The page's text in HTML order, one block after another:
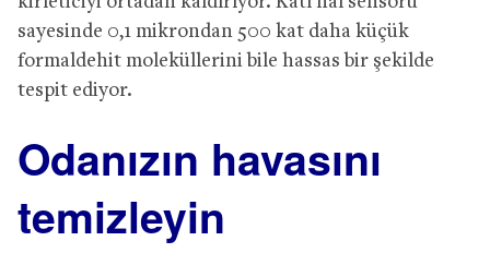
sayesinde 0,1 mikrondan 500 kat daha küçük
formaldehit moleküllerini bile hassas bir şekilde
tespit ediyor.
Odanızın havasını
temizleyin